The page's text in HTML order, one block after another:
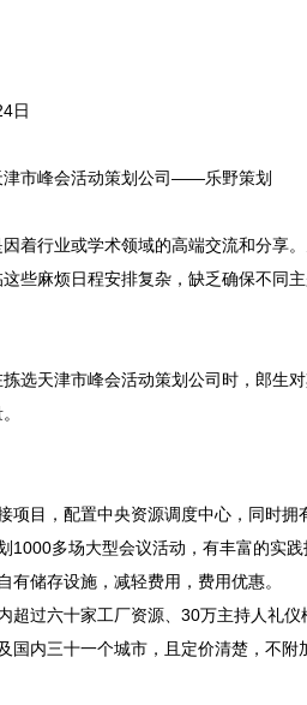
日
津市峰会活动策划公司——乐野策划
着行业或学术领域的高端交流和分享
些麻烦日程安排复杂，缺乏确保不同
拣选天津市峰会活动策划公司时，郎生
项目，配置中央资源调度中心，同时
1000多场大型会议活动，有丰富的实
有储存设施，减轻费用，费用优惠。
超过六十家工厂资源、30万主持人礼
国内三十一个城市，且定价清楚，不附